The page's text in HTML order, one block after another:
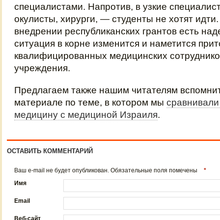
специалистами. Напротив, в узкие
окулисты, хирурги, — студенты не хотят
внедрении республиканских грантов есть
ситуация в корне изменится и наметится
квалифицированных медицинских
учреждения.
Предлагаем также нашим читателям
материале по теме, в котором мы
медицину с медициной Израиля.
ОСТАВИТЬ КОММЕНТАРИЙ
Ваш e-mail не будет опубликован. Обязательные поля помечены
*
Имя
Email
Веб-сайт